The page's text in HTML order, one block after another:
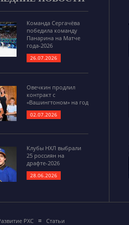
Команда Сергачёва
победила команду
Панарина на Матче
года-2026
26.07.2026
Овечкин продлил
контракт с
«Вашингтоном» на год
02.07.2026
Клубы НХЛ выбрали
25 россиян на
драфте-2026
28.06.2026
РХС Статьи